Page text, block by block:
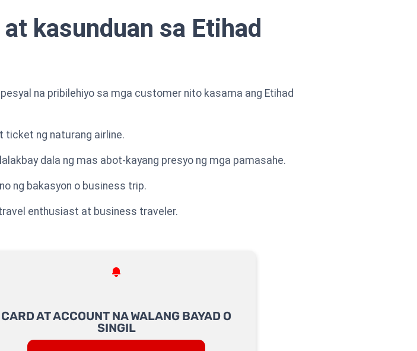
kasunduan sa Etihad
na pribilehiyo sa mga customer nito kasama ang Etihad
ticket ng naturang airline.
dala ng mas abot-kayang presyo ng mga pamasahe.
ng bakasyon o business trip.
enthusiast at business traveler.
CARD AT ACCOUNT NA WALANG BAYAD O
SINGIL